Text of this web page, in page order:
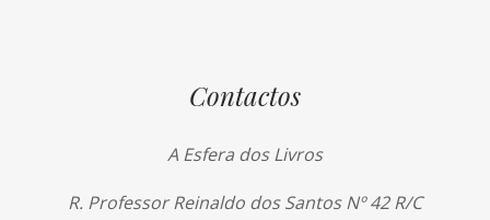
Contactos
A Esfera dos Livros
R. Professor Reinaldo dos Santos Nº 42 R/C